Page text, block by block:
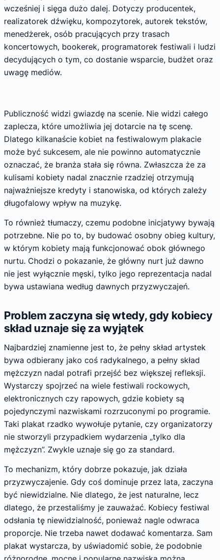
wcześniej i sięga dużo dalej. Dotyczy producentek,
realizatorek dźwięku, kompozytorek, autorek tekstów,
menedżerek, osób pracujących przy trasach
koncertowych, bookerek, programatorek festiwali i ludzi
decydujących o tym, co dostanie wsparcie, budżet oraz
uwagę mediów.
Publiczność widzi gwiazdę na scenie. Nie widzi całego
zaplecza, które umożliwia jej dotarcie na tę scenę.
Dlatego kilkanaście kobiet na festiwalowym plakacie
może być sukcesem, ale nie powinno automatycznie
oznaczać, że branża stała się równa. Zwłaszcza że za
kulisami kobiety nadal znacznie rzadziej otrzymują
najważniejsze kredyty i stanowiska, od których zależy
długofalowy wpływ na muzykę.
To również tłumaczy, czemu podobne inicjatywy bywają
potrzebne. Nie po to, by budować osobny obieg kultury,
w którym kobiety mają funkcjonować obok głównego
nurtu. Chodzi o pokazanie, że główny nurt już dawno
nie jest wyłącznie męski, tylko jego reprezentacja nadal
bywa ustawiana według dawnych przyzwyczajeń.
Problem zaczyna się wtedy, gdy kobiecy
skład uznaje się za wyjątek
Najbardziej znamienne jest to, że pełny skład artystek
bywa odbierany jako coś radykalnego, a pełny skład
mężczyzn nadal potrafi przejść bez większej refleksji.
Wystarczy spojrzeć na wiele festiwali rockowych,
elektronicznych czy rapowych, gdzie kobiety są
pojedynczymi nazwiskami rozrzuconymi po programie.
Taki plakat rzadko wywołuje pytanie, czy organizatorzy
nie stworzyli przypadkiem wydarzenia „tylko dla
mężczyzn”. Zwykle uznaje się go za standard.
To mechanizm, który dobrze pokazuje, jak działa
przyzwyczajenie. Gdy coś dominuje przez lata, zaczyna
być niewidzialne. Nie dlatego, że jest naturalne, lecz
dlatego, że przestaliśmy je zauważać. Kobiecy festiwal
odsłania tę niewidzialność, ponieważ nagle odwraca
proporcje. Nie trzeba nawet dodawać komentarza. Sam
plakat wystarcza, by uświadomić sobie, że podobnie